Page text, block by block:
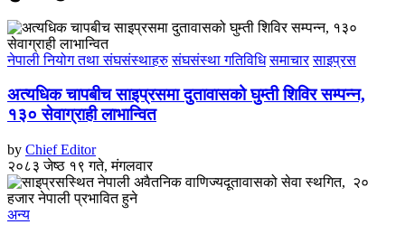
नेपाली नियोग तथा संघसंस्थाहरु संघसंस्था गतिविधि समाचार साइप्रस
अत्यधिक चापबीच साइप्रसमा दुतावासको घुम्ती शिविर सम्पन्न,
१३० सेवाग्राही लाभान्वित
by Chief Editor
२०८३ जेष्ठ १९ गते, मंगलवार
अन्य